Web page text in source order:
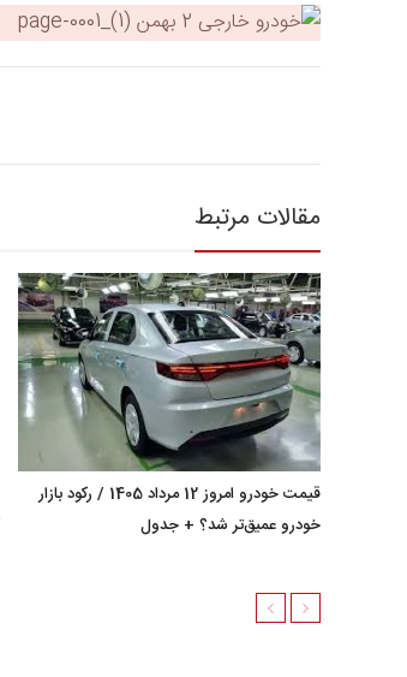
مقالات مرتبط
قیمت خودرو امروز 12 مرداد 1405 / رکود بازار
خودرو عمیق‌تر شد؟ + جدول